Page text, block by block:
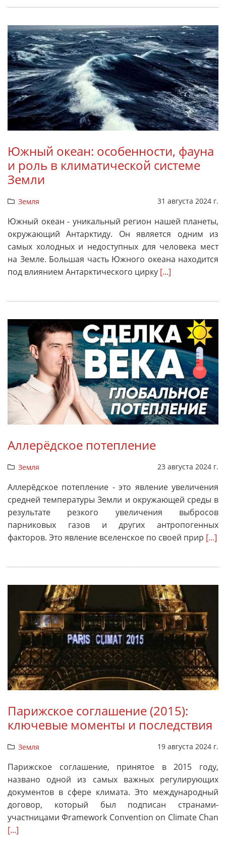
Южный океан: особенности, фауна
и роль в климатической системе
Земли
Земля 31 августа 2024 г.
Южный океан - уникальный регион нашей планеты,
окружающий Антарктиду. Он является одним из
самых холодных и недоступных для человека мест
на Земле. Большая часть Южного океана находится
под влиянием Антарктического цирку [...]
Аллерёдское потепление
Земля 23 августа 2024 г.
Аллерёдское потепление - это явление увеличения
средней температуры Земли и окружающей среды в
результате резкого увеличения выбросов
парниковых газов и других антропогенных
факторов. Это явление вселенское по своей прир [...]
Парижское соглашение (2015):
ключевые моменты и последствия
Земля 19 августа 2024 г.
Парижское соглашение, принятое в 2015 году,
названо одной из самых важных регулирующих
документов в сфере климата. Это международный
договор, который был подписан странами-
участницами Фramework Convention on Climate Chan
[...]